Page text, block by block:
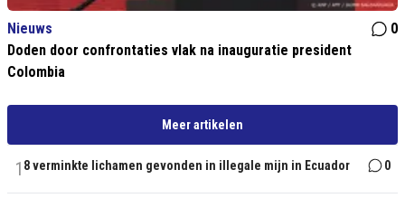
Nieuws
0
Doden door confrontaties vlak na inauguratie president
Colombia
Meer artikelen
1 8 verminkte lichamen gevonden in illegale mijn in Ecuador 0